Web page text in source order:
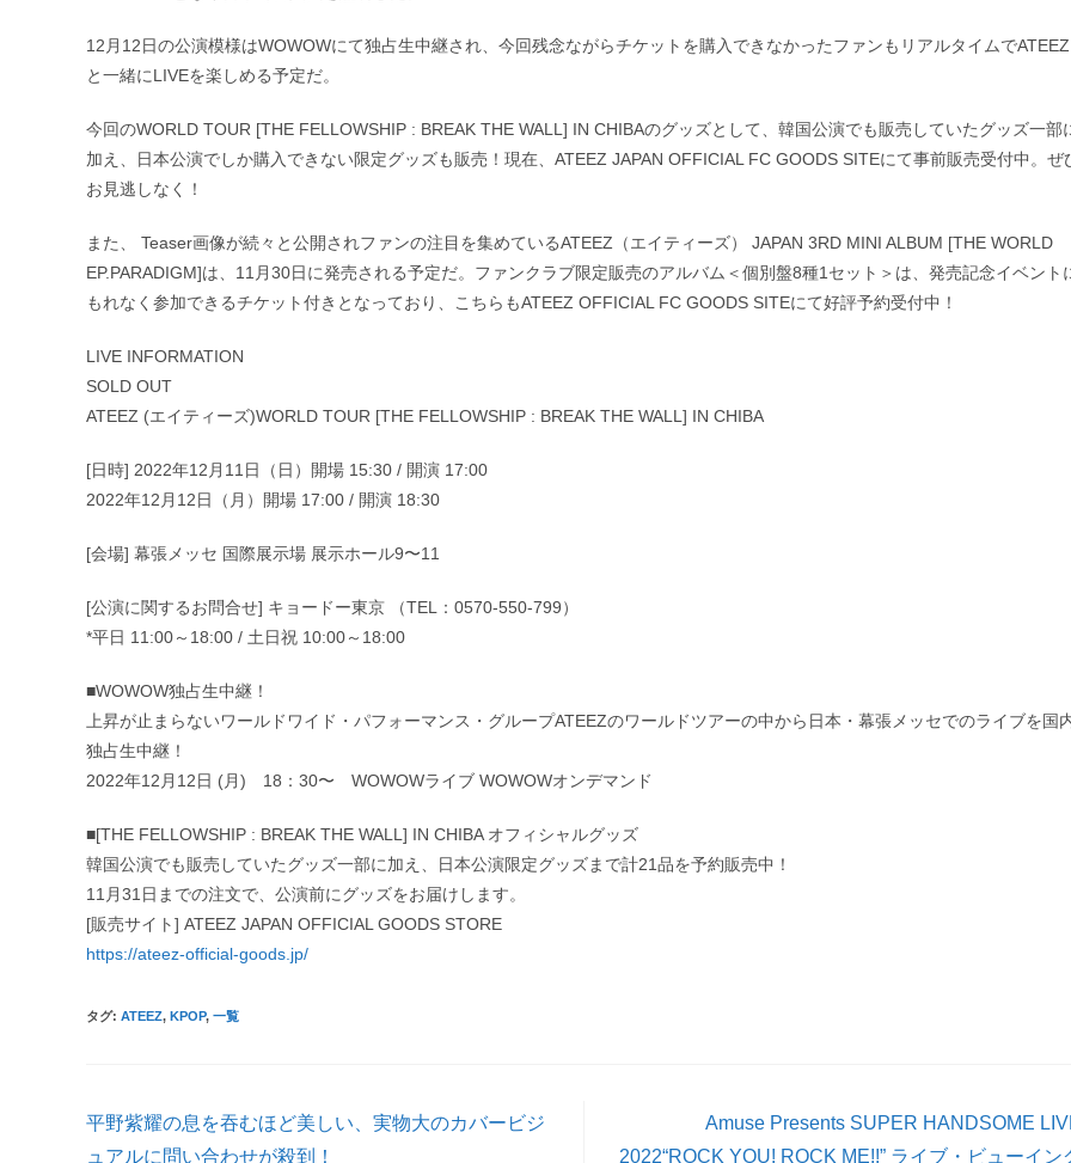
12月12日の公演模様はWOWOWにて独占生中継され、今回残念ながらチケットを購入できなかったファンもリアルタイムでATEEZ
と一緒にLIVEを楽しめる予定だ。
今回のWORLD TOUR [THE FELLOWSHIP : BREAK THE WALL] IN CHIBAのグッズとして、韓国公演でも販売していたグッズ一部
加え、日本公演でしか購入できない限定グッズも販売！現在、ATEEZ JAPAN OFFICIAL FC GOODS SITEにて事前販売受付中。ぜ
お見逃しなく！
また、 Teaser画像が続々と公開されファンの注目を集めているATEEZ（エイティーズ） JAPAN 3RD MINI ALBUM [THE WORLD
EP.PARADIGM]は、11月30日に発売される予定だ。ファンクラブ限定販売のアルバム＜個別盤8種1セット＞は、発売記念イベント
もれなく参加できるチケット付きとなっており、こちらもATEEZ OFFICIAL FC GOODS SITEにて好評予約受付中！
LIVE INFORMATION
SOLD OUT
ATEEZ (エイティーズ)WORLD TOUR [THE FELLOWSHIP : BREAK THE WALL] IN CHIBA
[日時] 2022年12月11日（日）開場 15:30 / 開演 17:00
2022年12月12日（月）開場 17:00 / 開演 18:30
[会場] 幕張メッセ 国際展示場 展示ホール9〜11
[公演に関するお問合せ] キョードー東京 （TEL：0570-550-799）
*平日 11:00～18:00 / 土日祝 10:00～18:00
■WOWOW独占生中継！
上昇が止まらないワールドワイド・パフォーマンス・グループATEEZのワールドツアーの中から日本・幕張メッセでのライブを国
独占生中継！
2022年12月12日 (月) 18：30〜 WOWOWライブ WOWOWオンデマンド
■[THE FELLOWSHIP : BREAK THE WALL] IN CHIBA オフィシャルグッズ
韓国公演でも販売していたグッズ一部に加え、日本公演限定グッズまで計21品を予約販売中！
11月31日までの注文で、公演前にグッズをお届けします。
[販売サイト] ATEEZ JAPAN OFFICIAL GOODS STORE
https://ateez-official-goods.jp/
タグ: ATEEZ, KPOP, 一覧
そ
の
他
平野紫耀の息を吞むほど美しい、実物大のカバービジ
ュアルに問い合わせが殺到！
Amuse Presents SUPER HANDSOME
2022“ROCK YOU! ROCK ME!!” ライブ・ビューイン